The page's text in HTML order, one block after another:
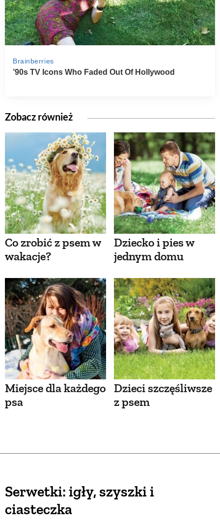
Zobacz również
Co zrobić z psem w
wakacje?
Dziecko i pies w
jednym domu
Miejsce dla każdego
psa
Dzieci szczęśliwsze
z psem
Serwetki: igły, szyszki i
ciasteczka